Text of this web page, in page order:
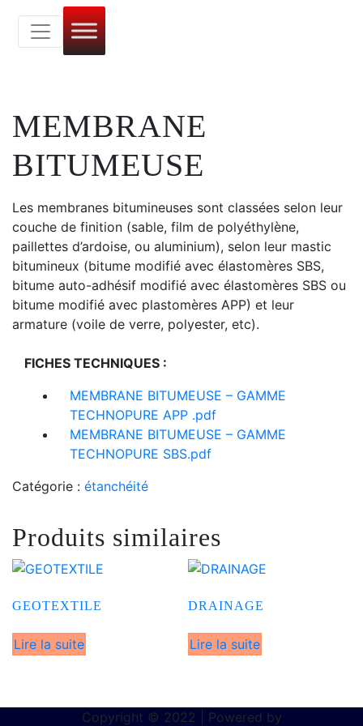
MEMBRANE
BITUMEUSE
Les membranes bitumineuses sont classées selon leur
couche de finition (sable, film de polyéthylène,
paillettes d’ardoise, ou aluminium), selon leur mastic
bitumineux (bitume modifié avec élastomères SBS,
bitume auto-adhésif modifié avec élastomères SBS ou
bitume modifié avec plastomères APP) et leur
armature (voile de verre, polyester, etc).
FICHES TECHNIQUES :
MEMBRANE BITUMEUSE – GAMME
TECHNOPURE APP .pdf
MEMBRANE BITUMEUSE – GAMME
TECHNOPURE SBS.pdf
Catégorie : étanchéité
Produits similaires
GEOTEXTILE
Lire la suite
DRAINAGE
Lire la suite
Copyright © 2022 | Powered by